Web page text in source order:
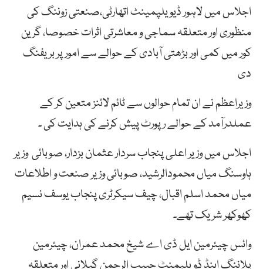
اجلاس میں لاہور ڈیویلپمینٹ اتھارٹی،صنعتی زوننگ کی
منظوری اور متعلقہ سماجی و معاشرتی اثرات خصوصا، گرین
کور میں کمی اور بڑھتی آبادی کے حوالے سے امور پر بریفنگ
دی
وزیراعظم نے ان تمام حوالوں سے ٹائم لائنز متعین کر کے
عملدرآمد کے حوالے رپورٹ پیش کرنے کی ہدایت کی ۔
اجلاس میں وزیر اعلی پنجاب سردار عثمان بزدار، صوبائی وزیر
ہاوسنگ میاں محمودالرشید، صوبائی وزیر صنعت و اطلاعات
میاں محمد اسلم اقبال، چیف سیکرٹری پنجاب یوسف نسیم
کھوکھر شریک تھے۔
وائس چیئرمین ایل ڈی اے شیخ محمد عمران، چیئرمین
پلاننگ اینڈ ڈویلپمنٹ حبیب الرحمن گیلانی اور متعلقہ